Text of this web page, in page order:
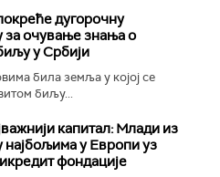
дугорочну
за очување знања о
у Србији
била земља у којој се
биљу...
капитал: Млади из
најбољима у Европи уз
фондације